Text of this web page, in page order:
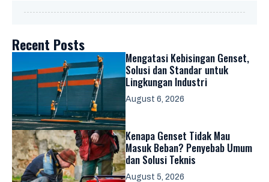
Recent Posts
Mengatasi Kebisingan Genset,
Solusi dan Standar untuk
Lingkungan Industri
August 6, 2026
Kenapa Genset Tidak Mau
Masuk Beban? Penyebab Umum
dan Solusi Teknis
August 5, 2026